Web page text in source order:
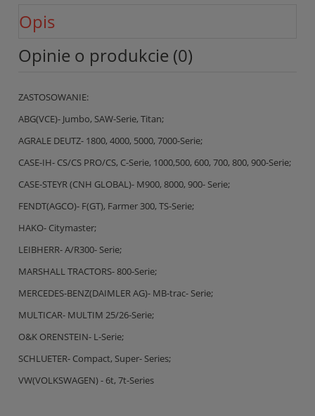
Opis
Opinie o produkcie (0)
ZASTOSOWANIE:
ABG(VCE)- Jumbo, SAW-Serie, Titan;
AGRALE DEUTZ- 1800, 4000, 5000, 7000-Serie;
CASE-IH- CS/CS PRO/CS, C-Serie, 1000,500, 600, 700, 800, 900-Serie;
CASE-STEYR (CNH GLOBAL)- M900, 8000, 900- Serie;
FENDT(AGCO)- F(GT), Farmer 300, TS-Serie;
HAKO- Citymaster;
LEIBHERR- A/R300- Serie;
MARSHALL TRACTORS- 800-Serie;
MERCEDES-BENZ(DAIMLER AG)- MB-trac- Serie;
MULTICAR- MULTIM 25/26-Serie;
O&K ORENSTEIN- L-Serie;
SCHLUETER- Compact, Super- Series;
VW(VOLKSWAGEN) - 6t, 7t-Series